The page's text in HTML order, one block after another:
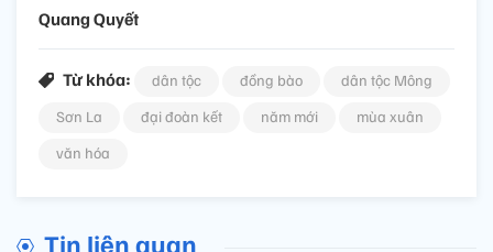
Quang Quyết
Từ khóa: dân tộc đồng bào
dân tộc Mông
Sơn La
đại đoàn kết năm mới
mùa xuân
văn hóa
Tin liên quan